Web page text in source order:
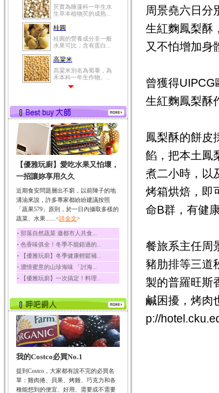
芡實為睡蓮科一年生水
生草本植物芡的成熟...
桂圓
桂圓的營養成分非一般
水果可比，含有蛋白...
高粱米
高粱米別名為蜀黍，為
禾本科一年生作物。...
有蛋白質、脂肪、磷...
鮪魚
鮪魚肚肉中的不飽和脂
肪酸內富含EPA和DH...
韭菜
韭菜所含的膳食纖維能
幫助消化與通便；揮...
冬瓜
冬瓜營養價值高，鈉含
量極低是水腫病人的...
豆豉
豆豉裡頭含有營養的蛋
白質、脂肪、鈣、磷...
榛果
榛果裡所含的營養素有
蛋白質、脂肪、醣類...
迷迭香
酸、迷迭香酸、植物...
咖啡
咖啡中的咖啡因會刺激
中樞神經系統，特別...
椰子
椰子含有糖類、脂肪、
荔枝
荔枝性質溫和所含的營
【優雅玩廚】愛吃水果又怕壞，
一招讓妳享用久久
近期食安問題層出不窮，以前陣子的地
溝油來說，許多專家都紛紛建議按照
「蔬果579」原則，於一日內攝取多樣的
蔬菜、水果.......<詳全文>
‧ 部落自然蔬菜 邀都市人共食...
‧ 色香味俱全！冬季不能錯過的...
‧ 【優雅玩廚】冬季健康輕鬆補...
‧ 濃情蜜意的山珍海味 「討海...
‧ 【優雅玩廚】一次搞定！料理...
我的Costco必買No.1
提到Costco，大家都有說不完的必買名
單：雞肉捲、貝果、烤雞、巧克力和各
種能想到的便宜、好用、需要或不需要
周景堯六日分
生紅麴鳳梨酥
又不怕增加身
曾獲得
生紅麴鳳梨酥
鳳梨酥的餅皮
餡，把本土鳳
煮二小時，以
烤箱烘焙，即
命B群，有健
餐旅系主任周
豬肋排等三道
製的普羅旺斯
鹹困擾，烤肉
p://